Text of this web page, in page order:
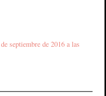
septiembre de 2016 a las